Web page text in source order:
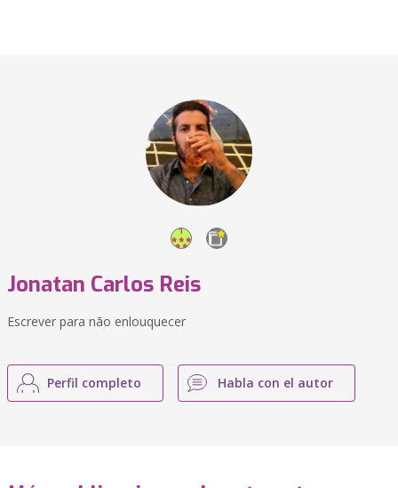
Jonatan Carlos Reis
Escrever para não enlouquecer
Perfil completo Habla con el autor